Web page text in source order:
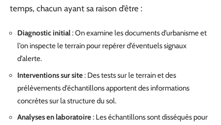
temps, chacun ayant sa raison d’être :
Diagnostic initial: On examine les documents d’urbanisme et
l’on inspecte le terrain pour repérer d’éventuels signaux
d’alerte.
Interventions sur site: Des tests sur le terrain et des
prélèvements d’échantillons apportent des informations
concrètes sur la structure du sol.
Analyses en laboratoire: Les échantillons sont disséqués pour